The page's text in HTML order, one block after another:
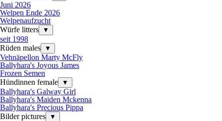
Juni 2026
Welpen Ende 2026
Welpenaufzucht
Würfe litters
▼
seit 1998
Rüden males
▼
Vehnäpellon Marty McFly
Ballyhara's Joyous James
Frozen Semen
Hündinnen female
▼
Ballyhara's Galway Girl
Ballyhara's Maiden Mckenna
Ballyhara's Precious Pippa
Bilder pictures
▼